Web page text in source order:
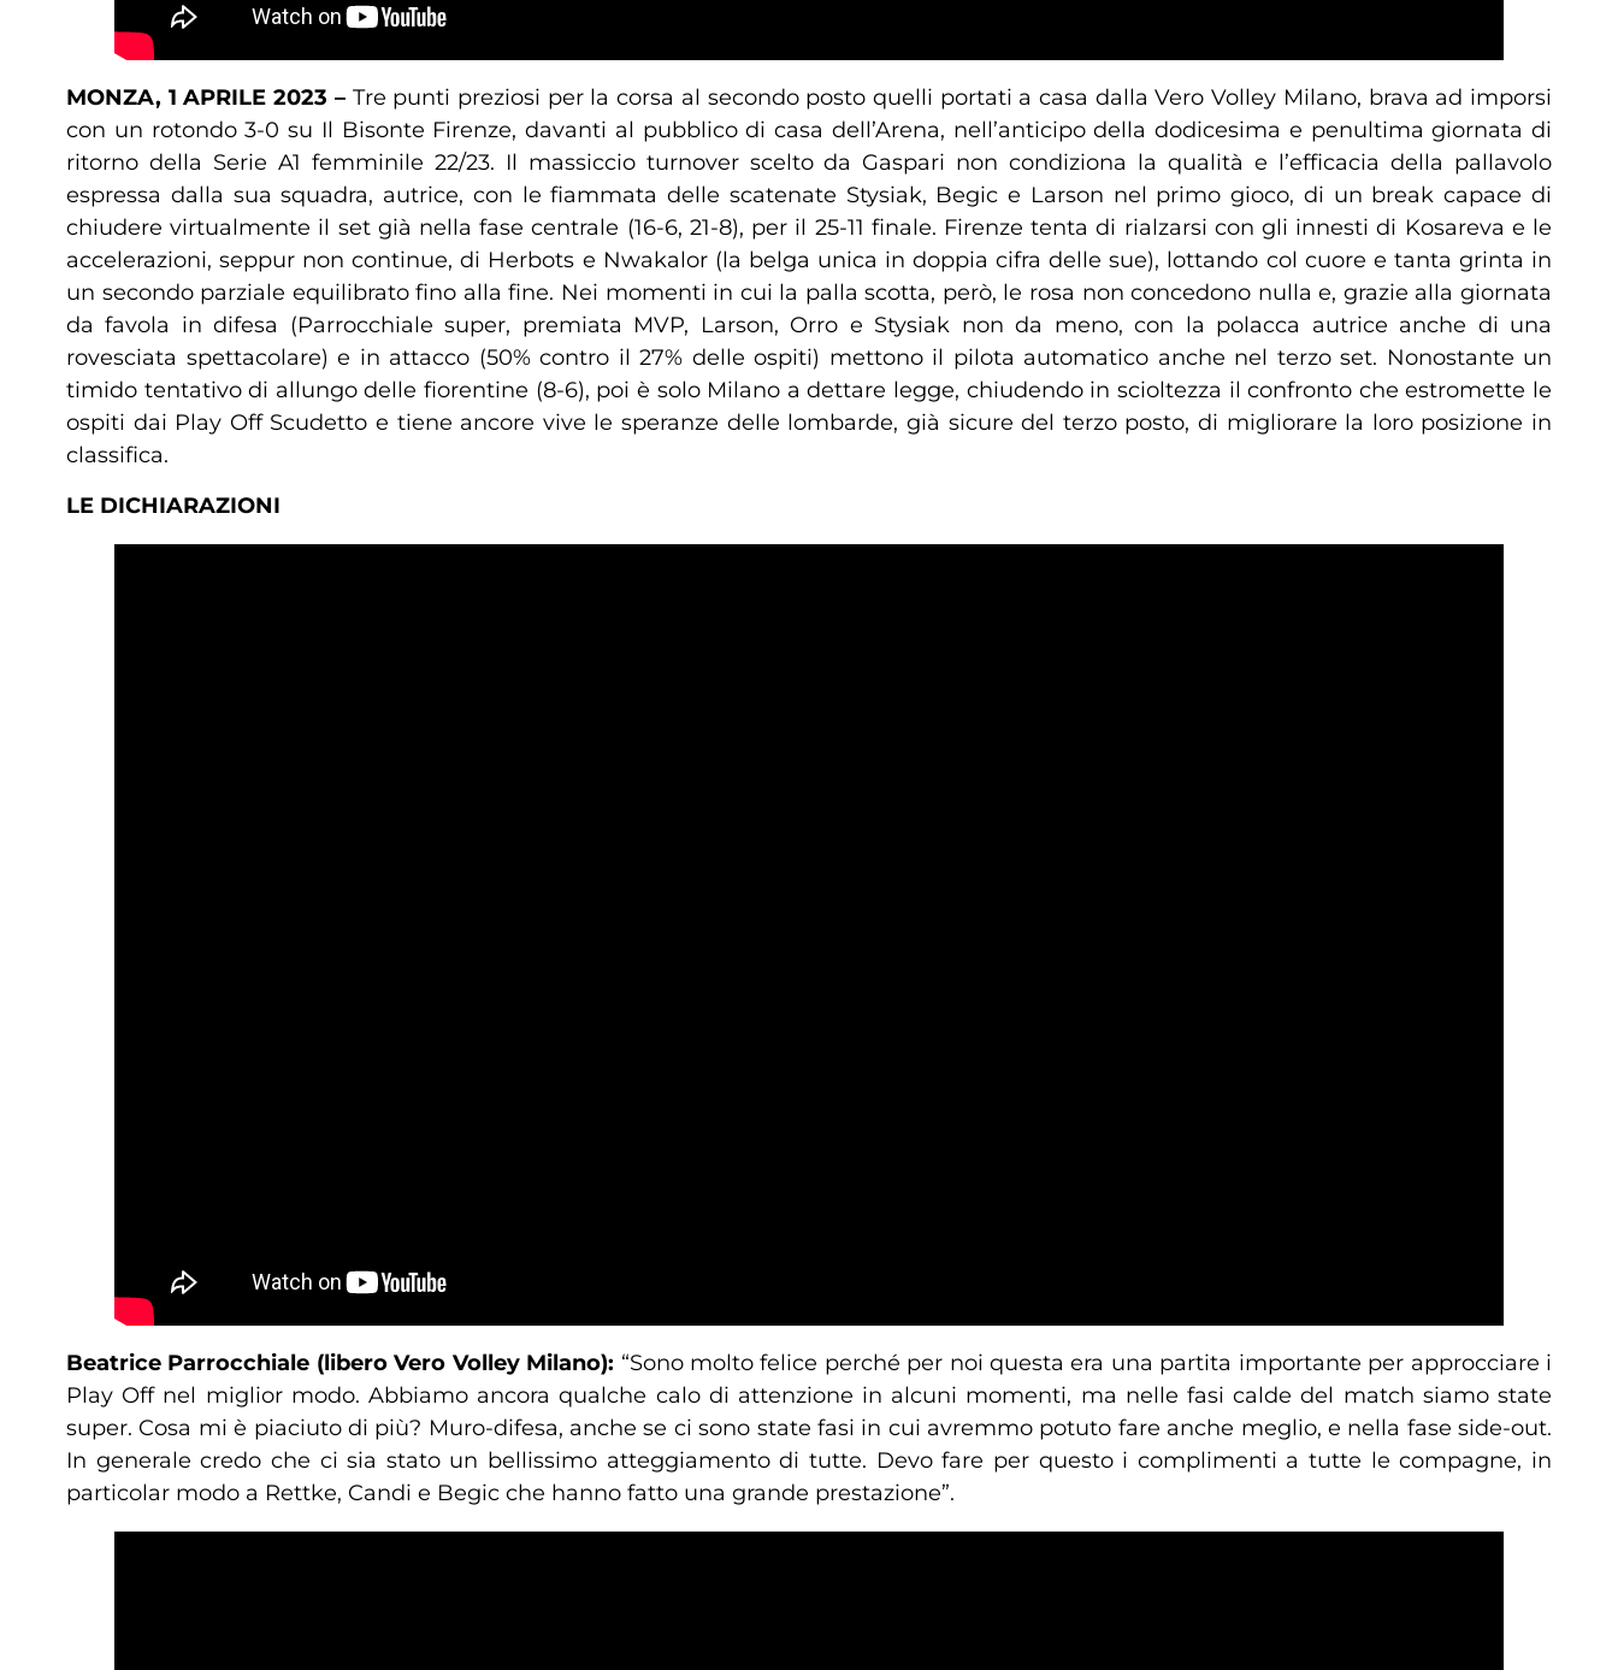
MONZA, 1 APRILE 2023 – Tre punti preziosi per la corsa al secondo posto quelli portati a casa dalla Vero Volley Milano, brava ad imporsi
con un rotondo 3-0 su Il Bisonte Firenze, davanti al pubblico di casa dell’Arena, nell’anticipo della dodicesima e penultima giornata di
ritorno della Serie A1 femminile 22/23. Il massiccio turnover scelto da Gaspari non condiziona la qualità e l’efficacia della pallavolo
espressa dalla sua squadra, autrice, con le fiammata delle scatenate Stysiak, Begic e Larson nel primo gioco, di un break capace di
chiudere virtualmente il set già nella fase centrale (16-6, 21-8), per il 25-11 finale. Firenze tenta di rialzarsi con gli innesti di Kosareva e le
accelerazioni, seppur non continue, di Herbots e Nwakalor (la belga unica in doppia cifra delle sue), lottando col cuore e tanta grinta in
un secondo parziale equilibrato fino alla fine. Nei momenti in cui la palla scotta, però, le rosa non concedono nulla e, grazie alla giornata
da favola in difesa (Parrocchiale super, premiata MVP, Larson, Orro e Stysiak non da meno, con la polacca autrice anche di una
rovesciata spettacolare) e in attacco (50% contro il 27% delle ospiti) mettono il pilota automatico anche nel terzo set. Nonostante un
timido tentativo di allungo delle fiorentine (8-6), poi è solo Milano a dettare legge, chiudendo in scioltezza il confronto che estromette le
ospiti dai Play Off Scudetto e tiene ancore vive le speranze delle lombarde, già sicure del terzo posto, di migliorare la loro posizione in
classifica.
LE DICHIARAZIONI
Beatrice Parrocchiale (libero Vero Volley Milano): “Sono molto felice perché per noi questa era una partita importante per approcciare i
Play Off nel miglior modo. Abbiamo ancora qualche calo di attenzione in alcuni momenti, ma nelle fasi calde del match siamo state
super. Cosa mi è piaciuto di più? Muro-difesa, anche se ci sono state fasi in cui avremmo potuto fare anche meglio, e nella fase side-out.
In generale credo che ci sia stato un bellissimo atteggiamento di tutte. Devo fare per questo i complimenti a tutte le compagne, in
particolar modo a Rettke, Candi e Begic che hanno fatto una grande prestazione”.